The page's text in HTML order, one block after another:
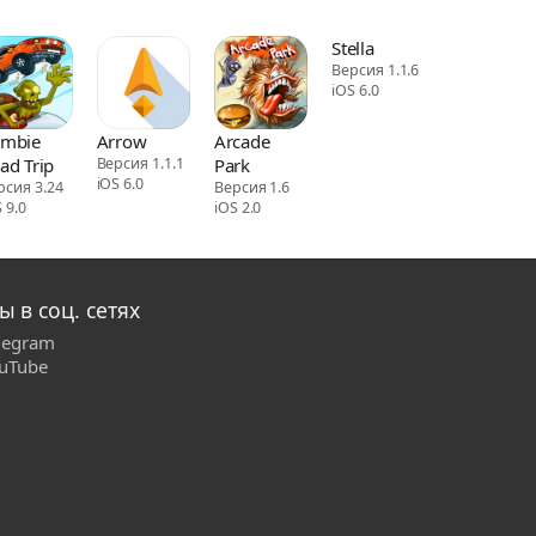
Trip
3.24
9.0
Arrow
Версия 1.1.1
iOS 6.0
Arcade
Park
Версия 1.6
iOS 2.0
Stella
Версия 1.1.6
iOS 6.0
в соц. сетях